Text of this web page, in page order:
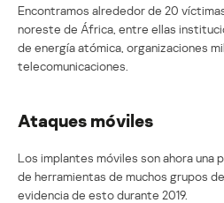
Encontramos alrededor de 20
noreste de África, entre ellas
de energía atómica, organizaciones
telecomunicaciones.
Ataques móviles
Los implantes móviles son ahora una
de herramientas de muchos grupos
evidencia de esto durante 2019.